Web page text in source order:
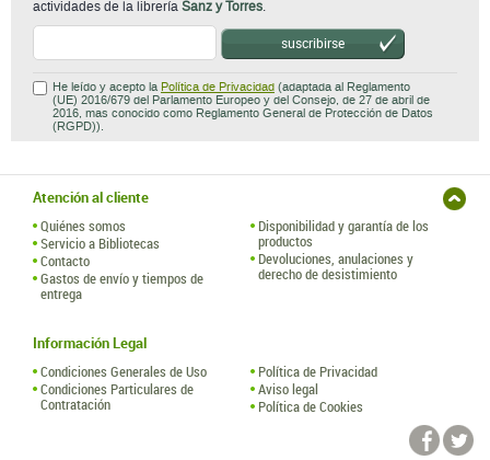
actividades de la librería Sanz y Torres.
suscribirse
He leído y acepto la Política de Privacidad (adaptada al Reglamento
(UE) 2016/679 del Parlamento Europeo y del Consejo, de 27 de abril de
2016, mas conocido como Reglamento General de Protección de Datos
(RGPD)).
Atención al cliente
Quiénes somos
Servicio a Bibliotecas
Contacto
Gastos de envío y tiempos de
entrega
Disponibilidad y garantía de los
productos
Devoluciones, anulaciones y
derecho de desistimiento
Información Legal
Condiciones Generales de Uso
Condiciones Particulares de
Contratación
Política de Privacidad
Aviso legal
Política de Cookies